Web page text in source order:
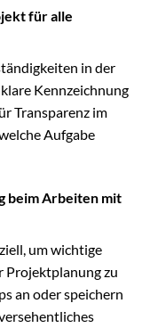
für alle
in der
Kennzeichnung
Transparenz im
Aufgabe
beim Arbeiten mit
um wichtige
Projektplanung zu
an oder speichern